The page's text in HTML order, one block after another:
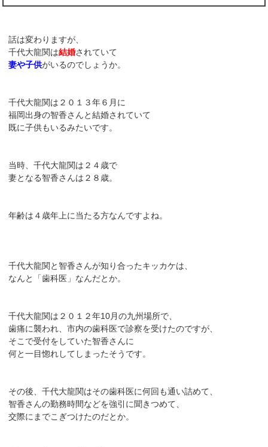
話は変わりますが、
千代大龍関は結婚されていて
妻や子供がいるのでしょうか。
千代大龍関は２０１３年６月に
福岡出身の智香さんと結婚されていて
既に子供もいるみたいです。
当時、千代大龍関は２４歳で
妻となる智香さんは２８歳。
年齢は４歳年上に当たる方なんですよね。
千代大龍関と智香さんが知り合ったキッカケは、
なんと「歯科医」なんだとか。
千代大龍関は２０１２年10月の九州場所で、
歯痛に襲われ、市内の歯科医で診察を受けたのですが、
そこで受付をしていた智香さんに
何と一目惚れしてしまったそうです。
その後、千代大龍関はその歯科医に何回も通い詰めて、
智香さんの勤務時間などを強引に聞きつめて、
交際にまでこぎつけたのだとか。